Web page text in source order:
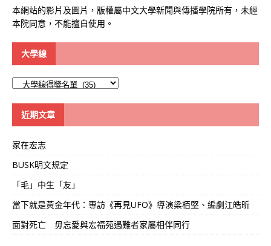
本網站的影片及圖片，版權屬中文大學新聞與傳播學院所有，未經
本院同意，不能擅自使用。
大學線
近期文章
家在宏志
BUSK明文規定
「毛」中生「友」
當下就是黃金年代：專訪《再見UFO》導演梁栢堅、編劇江皓昕
面對死亡 毋忘愛與宏福苑遇難者家屬相伴同行